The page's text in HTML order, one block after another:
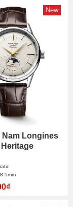
New
Longines
L4.815.4.78.2